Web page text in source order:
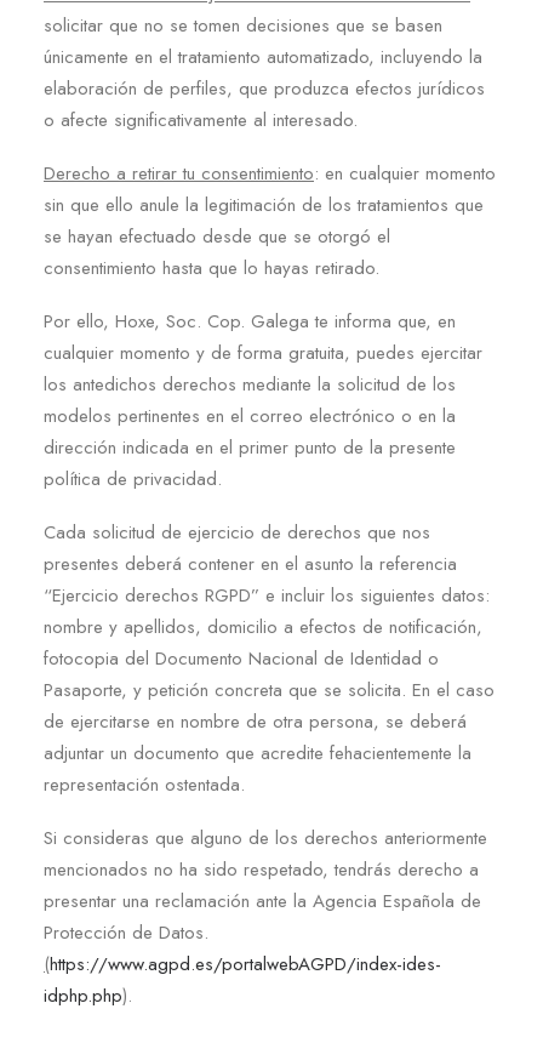
solicitar que no se tomen decisiones que se basen
únicamente en el tratamiento automatizado, incluyendo la
elaboración de perfiles, que produzca efectos jurídicos
o afecte significativamente al interesado.
Derecho a retirar tu consentimiento: en cualquier momento
sin que ello anule la legitimación de los tratamientos que
se hayan efectuado desde que se otorgó el
consentimiento hasta que lo hayas retirado.
Por ello, Hoxe, Soc. Cop. Galega te informa que, en
cualquier momento y de forma gratuita, puedes ejercitar
los antedichos derechos mediante la solicitud de los
modelos pertinentes en el correo electrónico o en la
dirección indicada en el primer punto de la presente
política de privacidad.
Cada solicitud de ejercicio de derechos que nos
presentes deberá contener en el asunto la referencia
“Ejercicio derechos RGPD” e incluir los siguientes datos:
nombre y apellidos, domicilio a efectos de notificación,
fotocopia del Documento Nacional de Identidad o
Pasaporte, y petición concreta que se solicita. En el caso
de ejercitarse en nombre de otra persona, se deberá
adjuntar un documento que acredite fehacientemente la
representación ostentada.
Si consideras que alguno de los derechos anteriormente
mencionados no ha sido respetado, tendrás derecho a
presentar una reclamación ante la Agencia Española de
Protección de Datos.
(https://www.agpd.es/portalwebAGPD/index-ides-
idphp.php).